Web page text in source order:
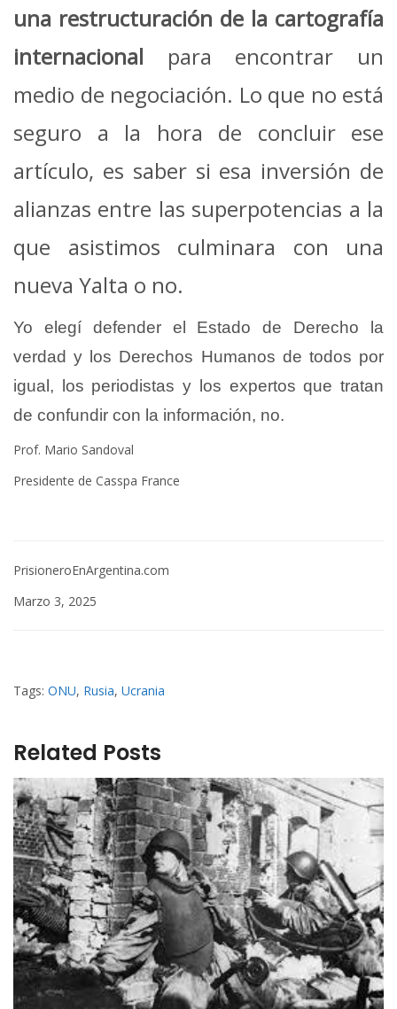
una restructuración de la cartografía
internacional para encontrar un
medio de negociación. Lo que no está
seguro a la hora de concluir ese
artículo, es saber si esa inversión de
alianzas entre las superpotencias a la
que asistimos culminara con una
nueva Yalta o no.
Yo elegí defender el Estado de Derecho la
verdad y los Derechos Humanos de todos por
igual, los periodistas y los expertos que tratan
de confundir con la información, no.
Prof. Mario Sandoval
Presidente de Casspa France
PrisioneroEnArgentina.com
Marzo 3, 2025
Tags: ONU, Rusia, Ucrania
Related Posts